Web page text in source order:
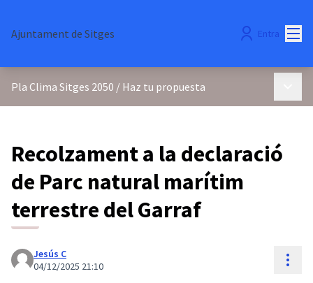
Ajuntament de Sitges Entra
Pla Clima Sitges 2050 / Haz tu propuesta
Recolzament a la declaració
de Parc natural marítim
terrestre del Garraf
Jesús C
04/12/2025 21:10